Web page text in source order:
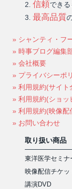
信頼でき
最高品質
» シャンティ・フ
» 時事ブログ編集
» 会社概要
» プライバシーポ
» 利用規約(サイト
» 利用規約(ショッ
» 利用規約(映像配
» お問い合わせ
取り扱い商品
東洋医学セミナ
映像配信チケッ
講演DVD